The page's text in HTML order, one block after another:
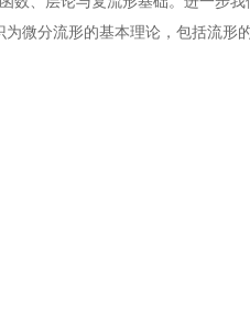
微分流形的基本理论，包括流形